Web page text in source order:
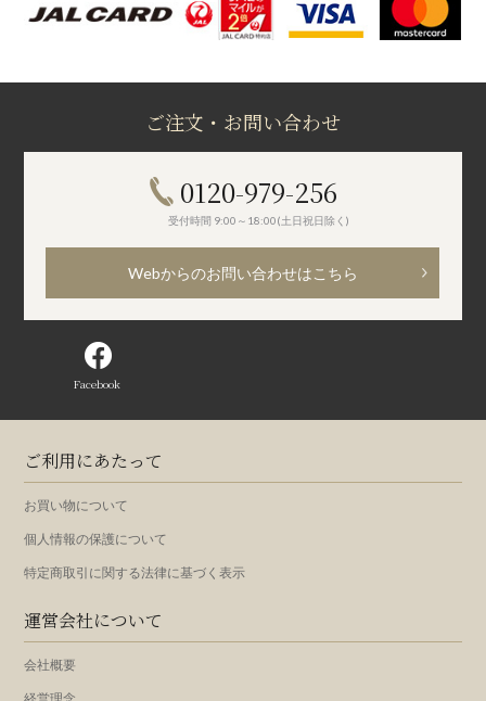
ご注文・お問い合わせ
0120-979-256
受付時間 9:00～18:00(土日祝日除く)
Webからのお問い合わせはこちら
Facebook
ご利用にあたって
お買い物について
個人情報の保護について
特定商取引に関する法律に基づく表示
運営会社について
会社概要